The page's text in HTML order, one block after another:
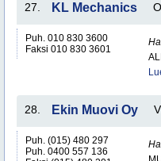
27. KL Mechanics
Puh. 010 830 3600
Faksi 010 830 3601
28. Ekin Muovi Oy
Puh. (015) 480 297
Puh. 0400 557 136